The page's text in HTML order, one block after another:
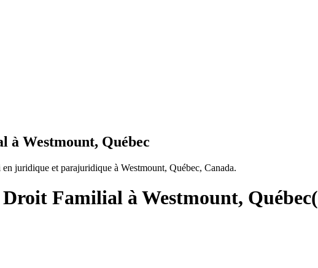
Westmount, Québec
juridique et parajuridique à Westmount, Québec, Canada.
Familial à Westmount, Québec(